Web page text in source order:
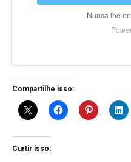
Nunca lhe
Compartilhe isso:
Curtir isso: